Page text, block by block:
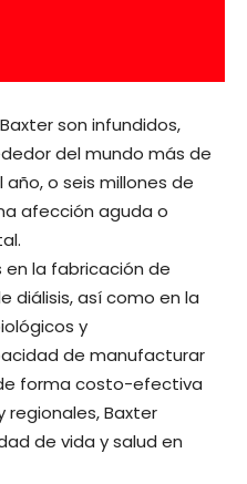
son infundidos,
del mundo más de
o seis millones de
afección aguda o
la fabricación de
diálisis, así como en la
y
de manufacturar
forma costo-efectiva
regionales, Baxter
de vida y salud en